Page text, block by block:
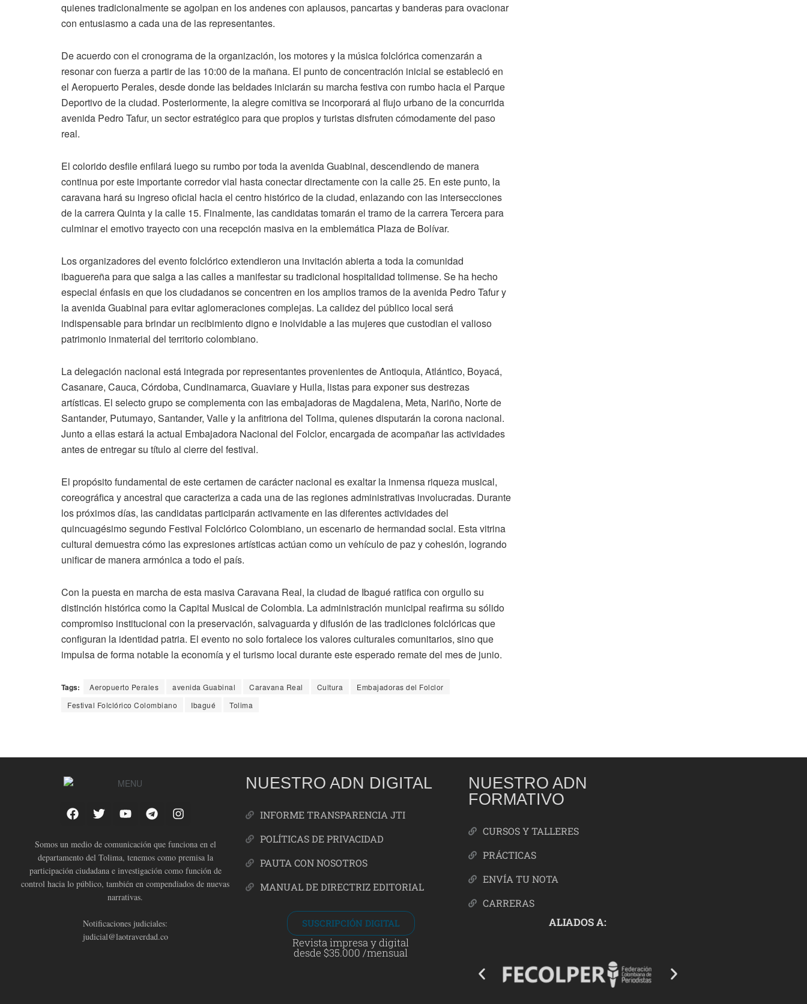
quienes tradicionalmente se agolpan en los andenes con aplausos, pancartas y banderas para ovacionar
con entusiasmo a cada una de las representantes.
De acuerdo con el cronograma de la organización, los motores y la música folclórica comenzarán a
resonar con fuerza a partir de las 10:00 de la mañana. El punto de concentración inicial se estableció en
el Aeropuerto Perales, desde donde las beldades iniciarán su marcha festiva con rumbo hacia el Parque
Deportivo de la ciudad. Posteriormente, la alegre comitiva se incorporará al flujo urbano de la concurrida
avenida Pedro Tafur, un sector estratégico para que propios y turistas disfruten cómodamente del paso
real.
El colorido desfile enfilará luego su rumbo por toda la avenida Guabinal, descendiendo de manera
continua por este importante corredor vial hasta conectar directamente con la calle 25. En este punto, la
caravana hará su ingreso oficial hacia el centro histórico de la ciudad, enlazando con las intersecciones
de la carrera Quinta y la calle 15. Finalmente, las candidatas tomarán el tramo de la carrera Tercera para
culminar el emotivo trayecto con una recepción masiva en la emblemática Plaza de Bolívar.
Los organizadores del evento folclórico extendieron una invitación abierta a toda la comunidad
ibaguereña para que salga a las calles a manifestar su tradicional hospitalidad tolimense. Se ha hecho
especial énfasis en que los ciudadanos se concentren en los amplios tramos de la avenida Pedro Tafur y
la avenida Guabinal para evitar aglomeraciones complejas. La calidez del público local será
indispensable para brindar un recibimiento digno e inolvidable a las mujeres que custodian el valioso
patrimonio inmaterial del territorio colombiano.
La delegación nacional está integrada por representantes provenientes de Antioquia, Atlántico, Boyacá,
Casanare, Cauca, Córdoba, Cundinamarca, Guaviare y Huila, listas para exponer sus destrezas
artísticas. El selecto grupo se complementa con las embajadoras de Magdalena, Meta, Nariño, Norte de
Santander, Putumayo, Santander, Valle y la anfitriona del Tolima, quienes disputarán la corona nacional.
Junto a ellas estará la actual Embajadora Nacional del Folclor, encargada de acompañar las actividades
antes de entregar su título al cierre del festival.
El propósito fundamental de este certamen de carácter nacional es exaltar la inmensa riqueza musical,
coreográfica y ancestral que caracteriza a cada una de las regiones administrativas involucradas. Durante
los próximos días, las candidatas participarán activamente en las diferentes actividades del
quincuagésimo segundo Festival Folclórico Colombiano, un escenario de hermandad social. Esta vitrina
cultural demuestra cómo las expresiones artísticas actúan como un vehículo de paz y cohesión, logrando
unificar de manera armónica a todo el país.
Con la puesta en marcha de esta masiva Caravana Real, la ciudad de Ibagué ratifica con orgullo su
distinción histórica como la Capital Musical de Colombia. La administración municipal reafirma su sólido
compromiso institucional con la preservación, salvaguarda y difusión de las tradiciones folclóricas que
configuran la identidad patria. El evento no solo fortalece los valores culturales comunitarios, sino que
impulsa de forma notable la economía y el turismo local durante este esperado remate del mes de junio.
Tags: Aeropuerto Perales avenida Guabinal Caravana Real Cultura
Embajadoras del Folclor
Festival Folclórico Colombiano
Ibagué Tolima
Somos un medio de comunicación que funciona en el
departamento del Tolima, tenemos como premisa la
participación ciudadana e investigación como función de
control hacia lo público, también en compendiados de nuevas
narrativas.
Notificaciones judiciales:
judicial@laotraverdad.co
NUESTRO ADN DIGITAL
INFORME TRANSPARENCIA JTI
POLÍTICAS DE PRIVACIDAD
PAUTA CON NOSOTROS
MANUAL DE DIRECTRIZ EDITORIAL
SUSCRIPCIÓN DIGITAL
Revista impresa y digital
desde $35.000 /mensual
NUESTRO ADN
FORMATIVO
CURSOS Y TALLERES
PRÁCTICAS
ENVÍA TU NOTA
CARRERAS
ALIADOS A: